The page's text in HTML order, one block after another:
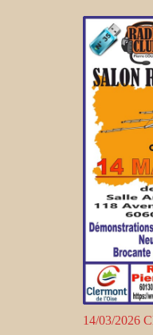
14/03/2026